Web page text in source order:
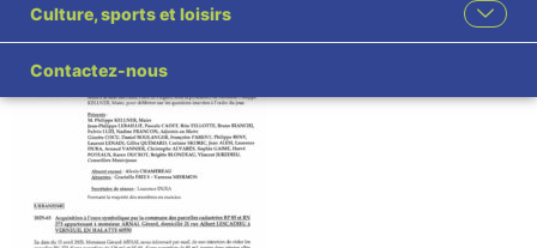
Culture, sports et loisirs
Contactez-nous